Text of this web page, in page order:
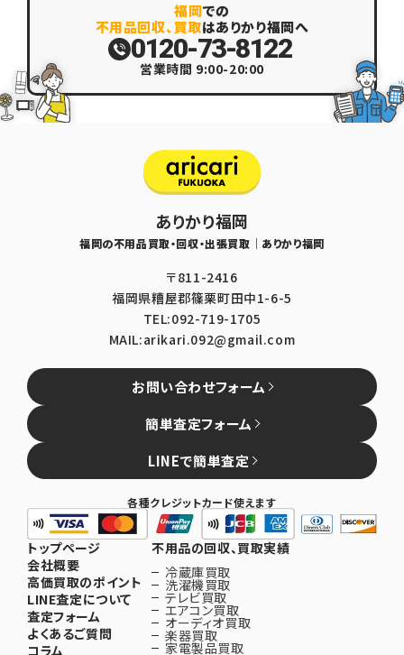
福岡での
不用品回収、買取はありかり福岡へ
0120-73-8122
営業時間 9:00-20:00
ありかり福岡
福岡の不用品買取・回収・出張買取｜ありかり福岡
〒811-2416
福岡県糟屋郡篠栗町田中1-6-5
TEL:092-719-1705
MAIL:arikari.092@gmail.com
お問い合わせフォーム
簡単査定フォーム
LINEで簡単査定
各種クレジットカード使えます
トップページ
会社概要
高価買取のポイント
LINE査定について
査定フォーム
よくあるご質問
コラム
不用品の回収、買取実績
冷蔵庫買取
洗濯機買取
テレビ買取
エアコン買取
オーディオ買取
楽器買取
家電製品買取